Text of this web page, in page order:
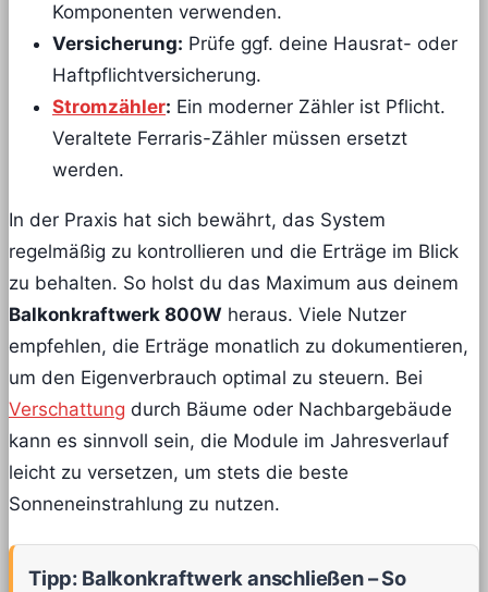
Komponenten verwenden.
Versicherung: Prüfe ggf. deine Hausrat- oder
Haftpflichtversicherung.
Stromzähler: Ein moderner Zähler ist Pflicht.
Veraltete Ferraris-Zähler müssen ersetzt
werden.
In der Praxis hat sich bewährt, das System
regelmäßig zu kontrollieren und die Erträge im Blick
zu behalten. So holst du das Maximum aus deinem
Balkonkraftwerk 800W heraus. Viele Nutzer
empfehlen, die Erträge monatlich zu dokumentieren,
um den Eigenverbrauch optimal zu steuern. Bei
Verschattung durch Bäume oder Nachbargebäude
kann es sinnvoll sein, die Module im Jahresverlauf
leicht zu versetzen, um stets die beste
Sonneneinstrahlung zu nutzen.
Tipp: Balkonkraftwerk anschließen – So